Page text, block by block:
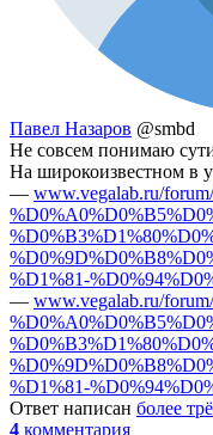
Павел Назаров @smbd
Не совсем понимаю
На широкоизвестном в
— www.vegalab.ru/
%D1%81-
— www.vegalab.ru/
%D1%81-
Ответ написан более
4 комментария